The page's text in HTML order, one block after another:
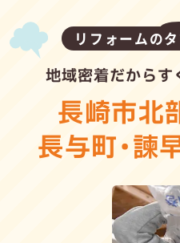
リフォームの
地域密着だから
長崎市北
長与町・諫